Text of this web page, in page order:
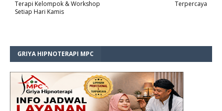
Terpercaya
Terapi Kelompok & Workshop
Setiap Hari Kamis
GRIYA HIPNOTERAPI MPC